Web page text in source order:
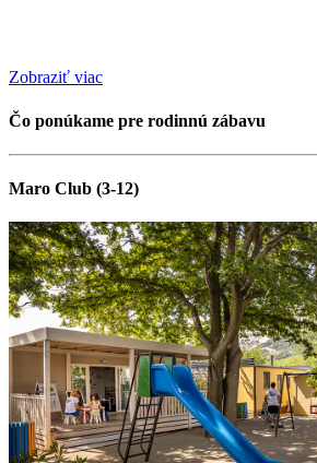
Zobraziť viac
Čo ponúkame pre rodinnú zábavu
Maro Club (3-12)